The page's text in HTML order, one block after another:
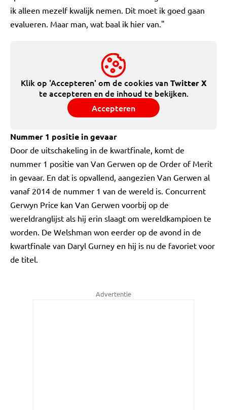
ik alleen mezelf kwalijk nemen. Dit moet ik goed gaan
evalueren. Maar man, wat baal ik hier van."
Klik op 'Accepteren' om de cookies vanTwitter X
te accepteren en de inhoud te bekijken.
Accepteren
Nummer 1 positie in gevaar
Door de uitschakeling in de kwartfinale, komt de
nummer 1 positie van Van Gerwen op de Order of Merit
in gevaar. En dat is opvallend, aangezien Van Gerwen al
vanaf 2014 de nummer 1 van de wereld is. Concurrent
Gerwyn Price kan Van Gerwen voorbij op de
wereldranglijst als hij erin slaagt om wereldkampioen te
worden. De Welshman won eerder op de avond in de
kwartfinale van Daryl Gurney en hij is nu de favoriet voor
de titel.
Advertentie